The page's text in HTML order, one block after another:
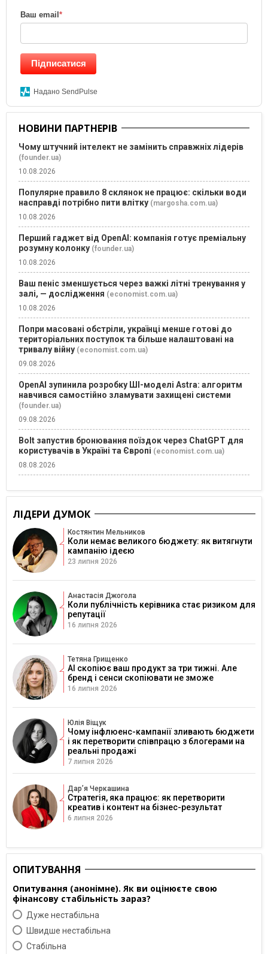
Ваш email *
Підписатися
Надано SendPulse
НОВИНИ ПАРТНЕРІВ
Чому штучний інтелект не замінить справжніх лідерів
(founder.ua)
10.08.2026
Популярне правило 8 склянок не працює: скільки води
насправді потрібно пити влітку (margosha.com.ua)
10.08.2026
Перший гаджет від OpenAI: компанія готує преміальну
розумну колонку (founder.ua)
10.08.2026
Ваш пеніс зменшується через важкі літні тренування у
залі, — дослідження (economist.com.ua)
10.08.2026
Попри масовані обстріли, українці менше готові до
територіальних поступок та більше налаштовані на
тривалу війну (economist.com.ua)
09.08.2026
OpenAI зупинила розробку ШІ-моделі Astra: алгоритм
навчився самостійно зламувати захищені системи
(founder.ua)
09.08.2026
Bolt запустив бронювання поїздок через ChatGPT для
користувачів в Україні та Європі (economist.com.ua)
08.08.2026
ЛІДЕРИ ДУМОК
Костянтин Мельников
Коли немає великого бюджету: як витягнути
кампанію ідеєю
23 липня 2026
Анастасія Джогола
Коли публічність керівника стає ризиком для
репутації
16 липня 2026
Тетяна Грищенко
AI скопіює ваш продукт за три тижні. Але
бренд і сенси скопіювати не зможе
16 липня 2026
Юлія Віщук
Чому інфлюенс-кампанії зливають бюджети
і як перетворити співпрацю з блогерами на
реальні продажі
7 липня 2026
Дарʼя Черкашина
Стратегія, яка працює: як перетворити
креатив і контент на бізнес-результат
6 липня 2026
ОПИТУВАННЯ
Опитування (анонімне). Як ви оцінюєте свою
фінансову стабільність зараз?
Дуже нестабільна
Швидше нестабільна
Cтабільна